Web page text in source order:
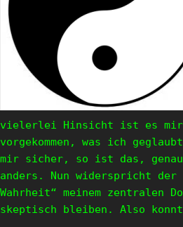
vielerlei Hinsicht ist es mir
vorgekommen, was ich
mir sicher, so ist das,
anders. Nun widerspricht
Wahrheit“ meinem zentralen
skeptisch bleiben. Also